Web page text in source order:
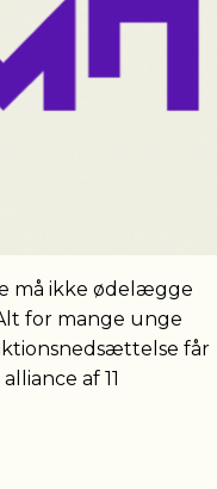
må ikke ødelægge
for mange unge
får
af 11